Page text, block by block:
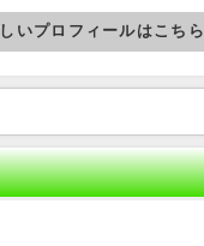
いプロフィールはこちら